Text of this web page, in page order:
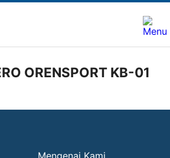
ORENSPORT KB-01
Mengenai Kami